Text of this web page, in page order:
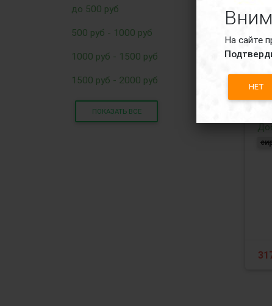
На сайте
НЕТ
до 500 руб
500 руб - 1000 руб
1000 руб - 1500 руб
1500 руб - 2000 руб
ПОКАЗАТЬ ВСЕ